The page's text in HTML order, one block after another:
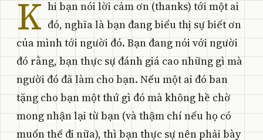
K hi bạn nói lời cảm ơn (thanks) tới một ai
đó, nghĩa là bạn đang biểu thị sự biết ơn
của mình tới người đó. Bạn đang nói với người
đó rằng, bạn thực sự đánh giá cao những gì mà
người đó đã làm cho bạn. Nếu một ai đó ban
tặng cho bạn một thứ gì đó mà không hề chờ
mong nhận lại từ bạn (và thậm chí nếu họ có
muốn thế đi nữa), thì bạn thực sự nên phải bày